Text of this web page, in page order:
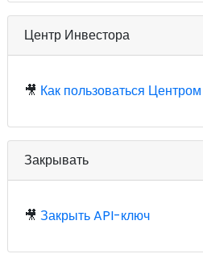
Центр Инвестора
🎥 Как пользоваться
Закрывать
🎥 Закрыть API-ключ